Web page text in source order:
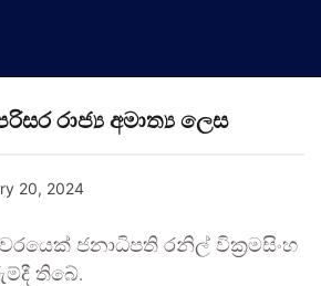
රාජ්‍ය අමාත්‍ය ලෙස
20, 2024
ජනාධිපති රනිල් වික්‍රමසිංහ
තිබේ.